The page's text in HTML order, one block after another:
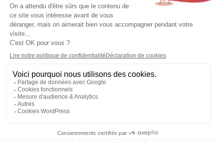
INFORMATIONS
Tarifs
Contact
Mentions légales
Politique de cookies
Déclaration de confidentialité
Développé avec cœur par